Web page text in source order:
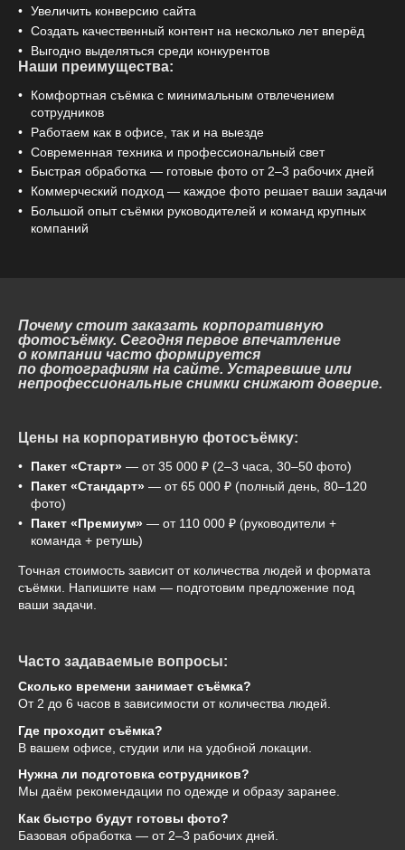
Увеличить конверсию сайта
Создать качественный контент на несколько лет вперёд
Выгодно выделяться среди конкурентов
Наши преимущества:
Комфортная съёмка с минимальным отвлечением
сотрудников
Работаем как в офисе, так и на выезде
Современная техника и профессиональный свет
Быстрая обработка — готовые фото от 2–3 рабочих дней
Коммерческий подход — каждое фото решает ваши задачи
Большой опыт съёмки руководителей и команд крупных
компаний
Почему стоит заказать корпоративную
фотосъёмку. Сегодня первое впечатление
о компании часто формируется
по фотографиям на сайте. Устаревшие или
непрофессиональные снимки снижают доверие.
Цены на корпоративную фотосъёмку:
Пакет «Старт» — от 35 000 ₽ (2–3 часа, 30–50 фото)
Пакет «Стандарт» — от 65 000 ₽ (полный день, 80–120
фото)
Пакет «Премиум» — от 110 000 ₽ (руководители +
команда + ретушь)
Точная стоимость зависит от количества людей и формата
съёмки. Напишите нам — подготовим предложение под
ваши задачи.
Часто задаваемые вопросы:
Сколько времени занимает съёмка?
От 2 до 6 часов в зависимости от количества людей.
Где проходит съёмка?
В вашем офисе, студии или на удобной локации.
Нужна ли подготовка сотрудников?
Мы даём рекомендации по одежде и образу заранее.
Как быстро будут готовы фото?
Базовая обработка — от 2–3 рабочих дней.